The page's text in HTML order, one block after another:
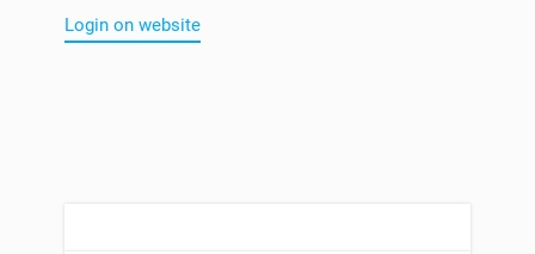
Login on website